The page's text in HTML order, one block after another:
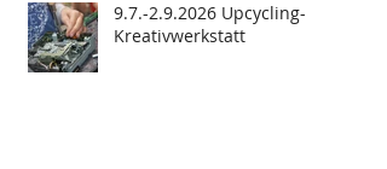
9.7.-2.9.2026 Upcycling-
Kreativwerkstatt